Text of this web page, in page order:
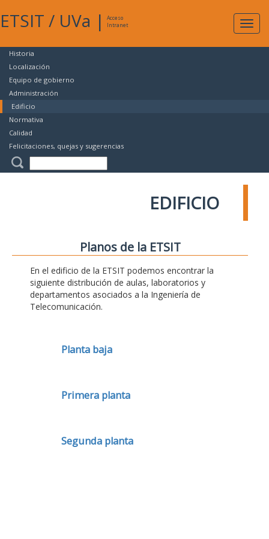
ETSIT / UVa |
Acceso
Intranet
Historia
Localización
Equipo de gobierno
Administración
Edificio
Normativa
Calidad
Felicitaciones, quejas y sugerencias
EDIFICIO
Planos de la ETSIT
En el edificio de la ETSIT podemos encontrar la
siguiente distribución de aulas, laboratorios y
departamentos asociados a la Ingeniería de
Telecomunicación.
Planta baja
Primera planta
Segunda planta